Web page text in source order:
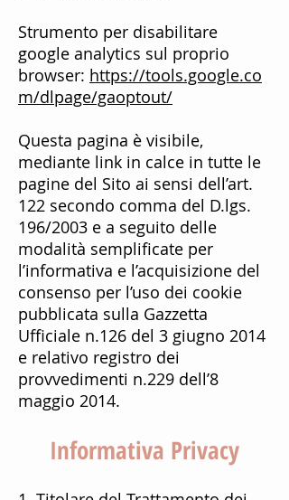
Strumento per disabilitare
google analytics sul proprio
browser: https://tools.google.co
m/dlpage/gaoptout/
Questa pagina è visibile,
mediante link in calce in tutte le
pagine del Sito ai sensi dell’art.
122 secondo comma del D.lgs.
196/2003 e a seguito delle
modalità semplificate per
l’informativa e l’acquisizione del
consenso per l’uso dei cookie
pubblicata sulla Gazzetta
Ufficiale n.126 del 3 giugno 2014
e relativo registro dei
provvedimenti n.229 dell’8
maggio 2014.
Informativa Privacy